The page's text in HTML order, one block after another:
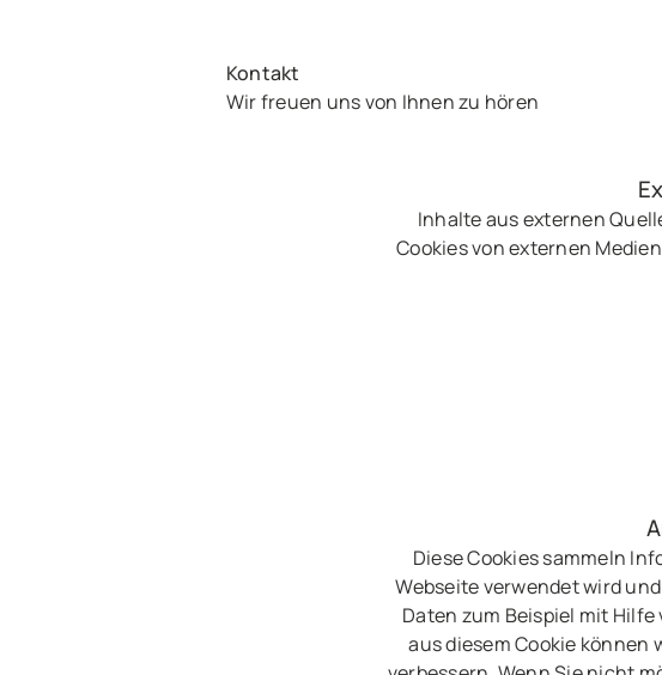
Kontakt
Wir freuen uns von Ihnen zu hören
Inhalte aus externen
Cookies von externen
Diese Cookies sammeln
Webseite verwendet wird
Daten zum Beispiel mit
aus diesem Cookie können